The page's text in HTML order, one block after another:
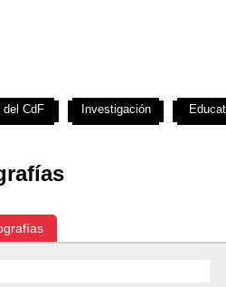
del CdF Investigación